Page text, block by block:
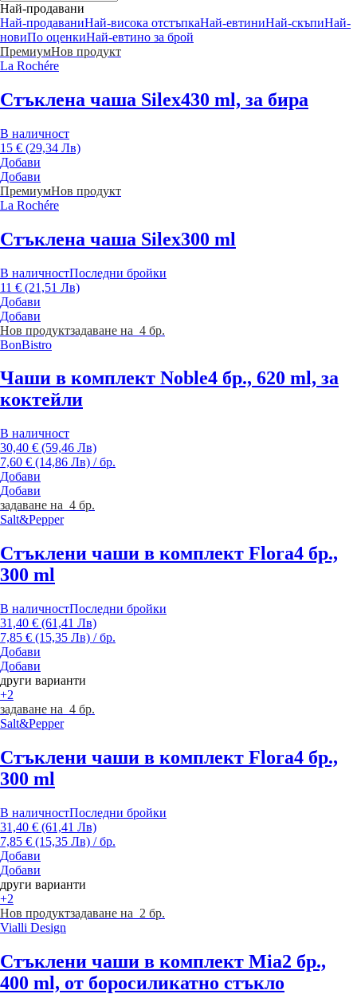
Най-продавани
Най-продаваниНай-висока отстъпкаНай-евтиниНай-скъпиНай-
новиПо оценкиНай-евтино за брой
ПремиумНов продукт
La Rochére
Стъклена чаша Silex430 ml, за бира
В наличност
15 € (29,34 Лв)
Добави
Добави
ПремиумНов продукт
La Rochére
Стъклена чаша Silex300 ml
В наличностПоследни бройки
11 € (21,51 Лв)
Добави
Добави
Нов продуктзадаване на 4 бр.
BonBistro
Чаши в комплект Noble4 бр., 620 ml, за
коктейли
В наличност
30,40 € (59,46 Лв)
7,60 € (14,86 Лв) / бр.
Добави
Добави
задаване на 4 бр.
Salt&Pepper
Стъклени чаши в комплект Flora4 бр.,
300 ml
В наличностПоследни бройки
31,40 € (61,41 Лв)
7,85 € (15,35 Лв) / бр.
Добави
Добави
други варианти
+2
задаване на 4 бр.
Salt&Pepper
Стъклени чаши в комплект Flora4 бр.,
300 ml
В наличностПоследни бройки
31,40 € (61,41 Лв)
7,85 € (15,35 Лв) / бр.
Добави
Добави
други варианти
+2
Нов продуктзадаване на 2 бр.
Vialli Design
Стъклени чаши в комплект Mia2 бр.,
400 ml, от боросиликатно стъкло